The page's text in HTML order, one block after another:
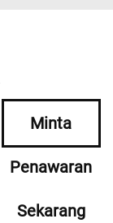
Minta
Penawaran
Sekarang